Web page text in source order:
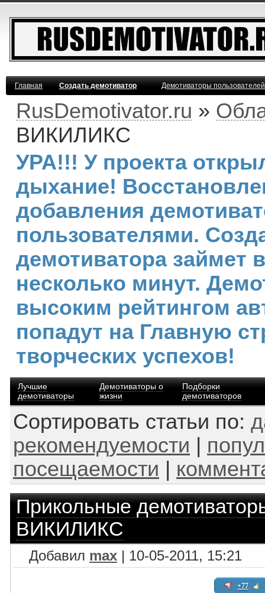
Главная Создать демотиватор Демотиваторы
RusDemotivator.ru »
ВИКИЛИКС
УРА!!! У проекта
дыхание!
добавления
пользователями.
демотиватора займет
несколько минут.
высоким рейтингом
попадут на Главную
творческих успехов!
Лучшие
демотиваторы
Демотиваторы о
жизни
Подборки
демотиваторов
Сортировать статьи по:
рекомендуемости
посещаемости
Прикольные
ВИКИЛИКС
Добавил max | 10-05-2011, 15:21
+77